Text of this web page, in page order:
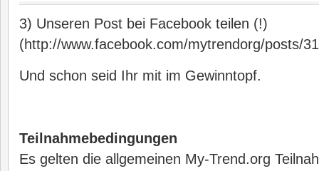
3) Unseren Post bei Facebook teilen (!)
(http://www.facebook.com/mytrendorg/posts/
Und schon seid Ihr mit im Gewinntopf.
Teilnahmebedingungen
Es gelten die allgemeinen My-Trend.org